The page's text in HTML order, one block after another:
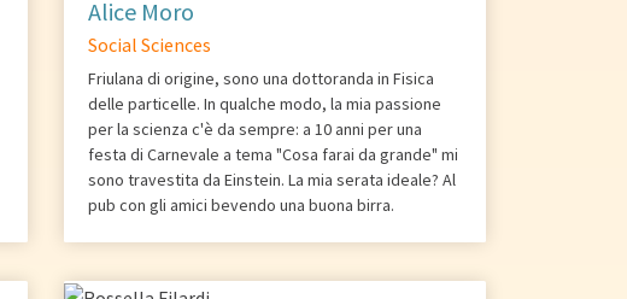
Alice Moro
Social Sciences
Friulana di origine, sono una dottoranda in Fisica
delle particelle. In qualche modo, la mia passione
per la scienza c'è da sempre: a 10 anni per una
festa di Carnevale a tema "Cosa farai da grande" mi
sono travestita da Einstein. La mia serata ideale? Al
pub con gli amici bevendo una buona birra.